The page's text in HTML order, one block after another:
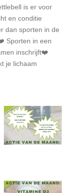
is er voor
en conditie
dan sporten in de
Sporten in een
inschrijft❤️
je lichaam